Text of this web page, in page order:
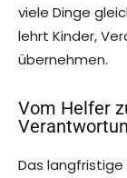
viele Dinge
lehrt Kinder,
übernehmen.
Vom Helfer
Das